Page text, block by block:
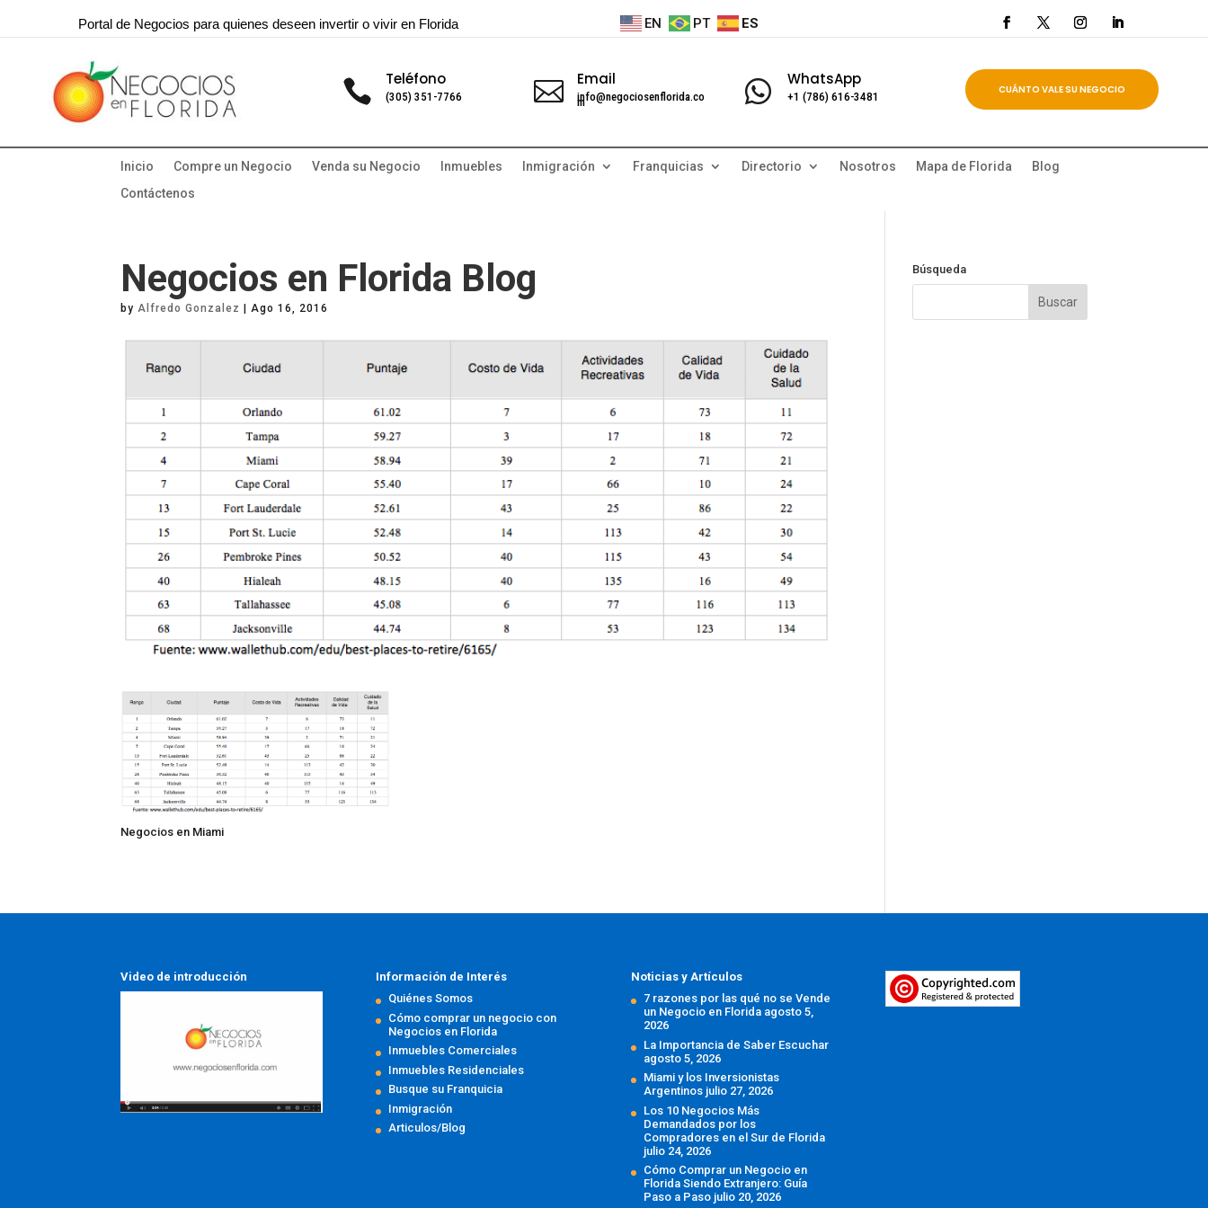
Portal de Negocios para quienes deseen invertir o vivir en Florida EN PT ES
 Teléfono
(305) 351-7766  Email
info@negociosenflorida.co
m  WhatsApp
+1 (786) 616-3481
CUÁNTO VALE SU NEGOCIO
Inicio Compre un Negocio Venda su Negocio Inmuebles Inmigración Franquicias Directorio Nosotros Mapa de Florida
Blog
Contáctenos
Negocios en Florida Blog
byAlfredo Gonzalez |Ago 16, 2016
Negocios en Miami
Búsqueda
Video de introducción
Información de Interés
Quiénes Somos
Cómo comprar un negocio con
Negocios en Florida
Inmuebles Comerciales
Inmuebles Residenciales
Busque su Franquicia
Inmigración
Articulos/Blog
Noticias y Artículos
7 razones por las qué no se Vende
un Negocio en Florida agosto 5,
2026
La Importancia de Saber Escuchar
agosto 5, 2026
Miami y los Inversionistas
Argentinos julio 27, 2026
Los 10 Negocios Más
Demandados por los
Compradores en el Sur de Florida
julio 24, 2026
Cómo Comprar un Negocio en
Florida Siendo Extranjero: Guía
Paso a Paso julio 20, 2026